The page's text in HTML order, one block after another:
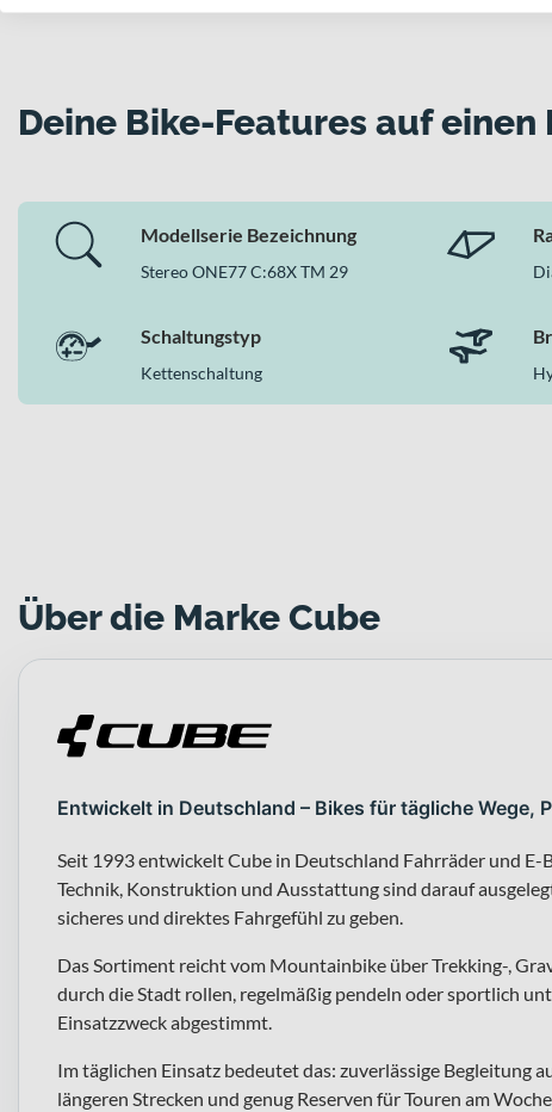
Zulässiges Gesamtgewicht von 115 kg für klar definierte
Als konsequent ausgestattetes MTB Fully verbindet das Stereo
setzt hier auf durchdachte Integration aus Carbonrahmen,
Deine Bike-Features auf einen
Modellserie Bezeichnung
Stereo ONE77 C:68X TM 29
Schaltungstyp
Kettenschaltung
Über die Marke Cube
Entwickelt in Deutschland – Bikes für tägliche Wege,
Seit 1993 entwickelt Cube in Deutschland Fahrräder und
Technik, Konstruktion und Ausstattung sind darauf
sicheres und direktes Fahrgefühl zu geben.
Das Sortiment reicht vom Mountainbike über Trekking-,
durch die Stadt rollen, regelmäßig pendeln oder sportlich
Einsatzzweck abgestimmt.
Im täglichen Einsatz bedeutet das: zuverlässige Begleitung
längeren Strecken und genug Reserven für Touren am